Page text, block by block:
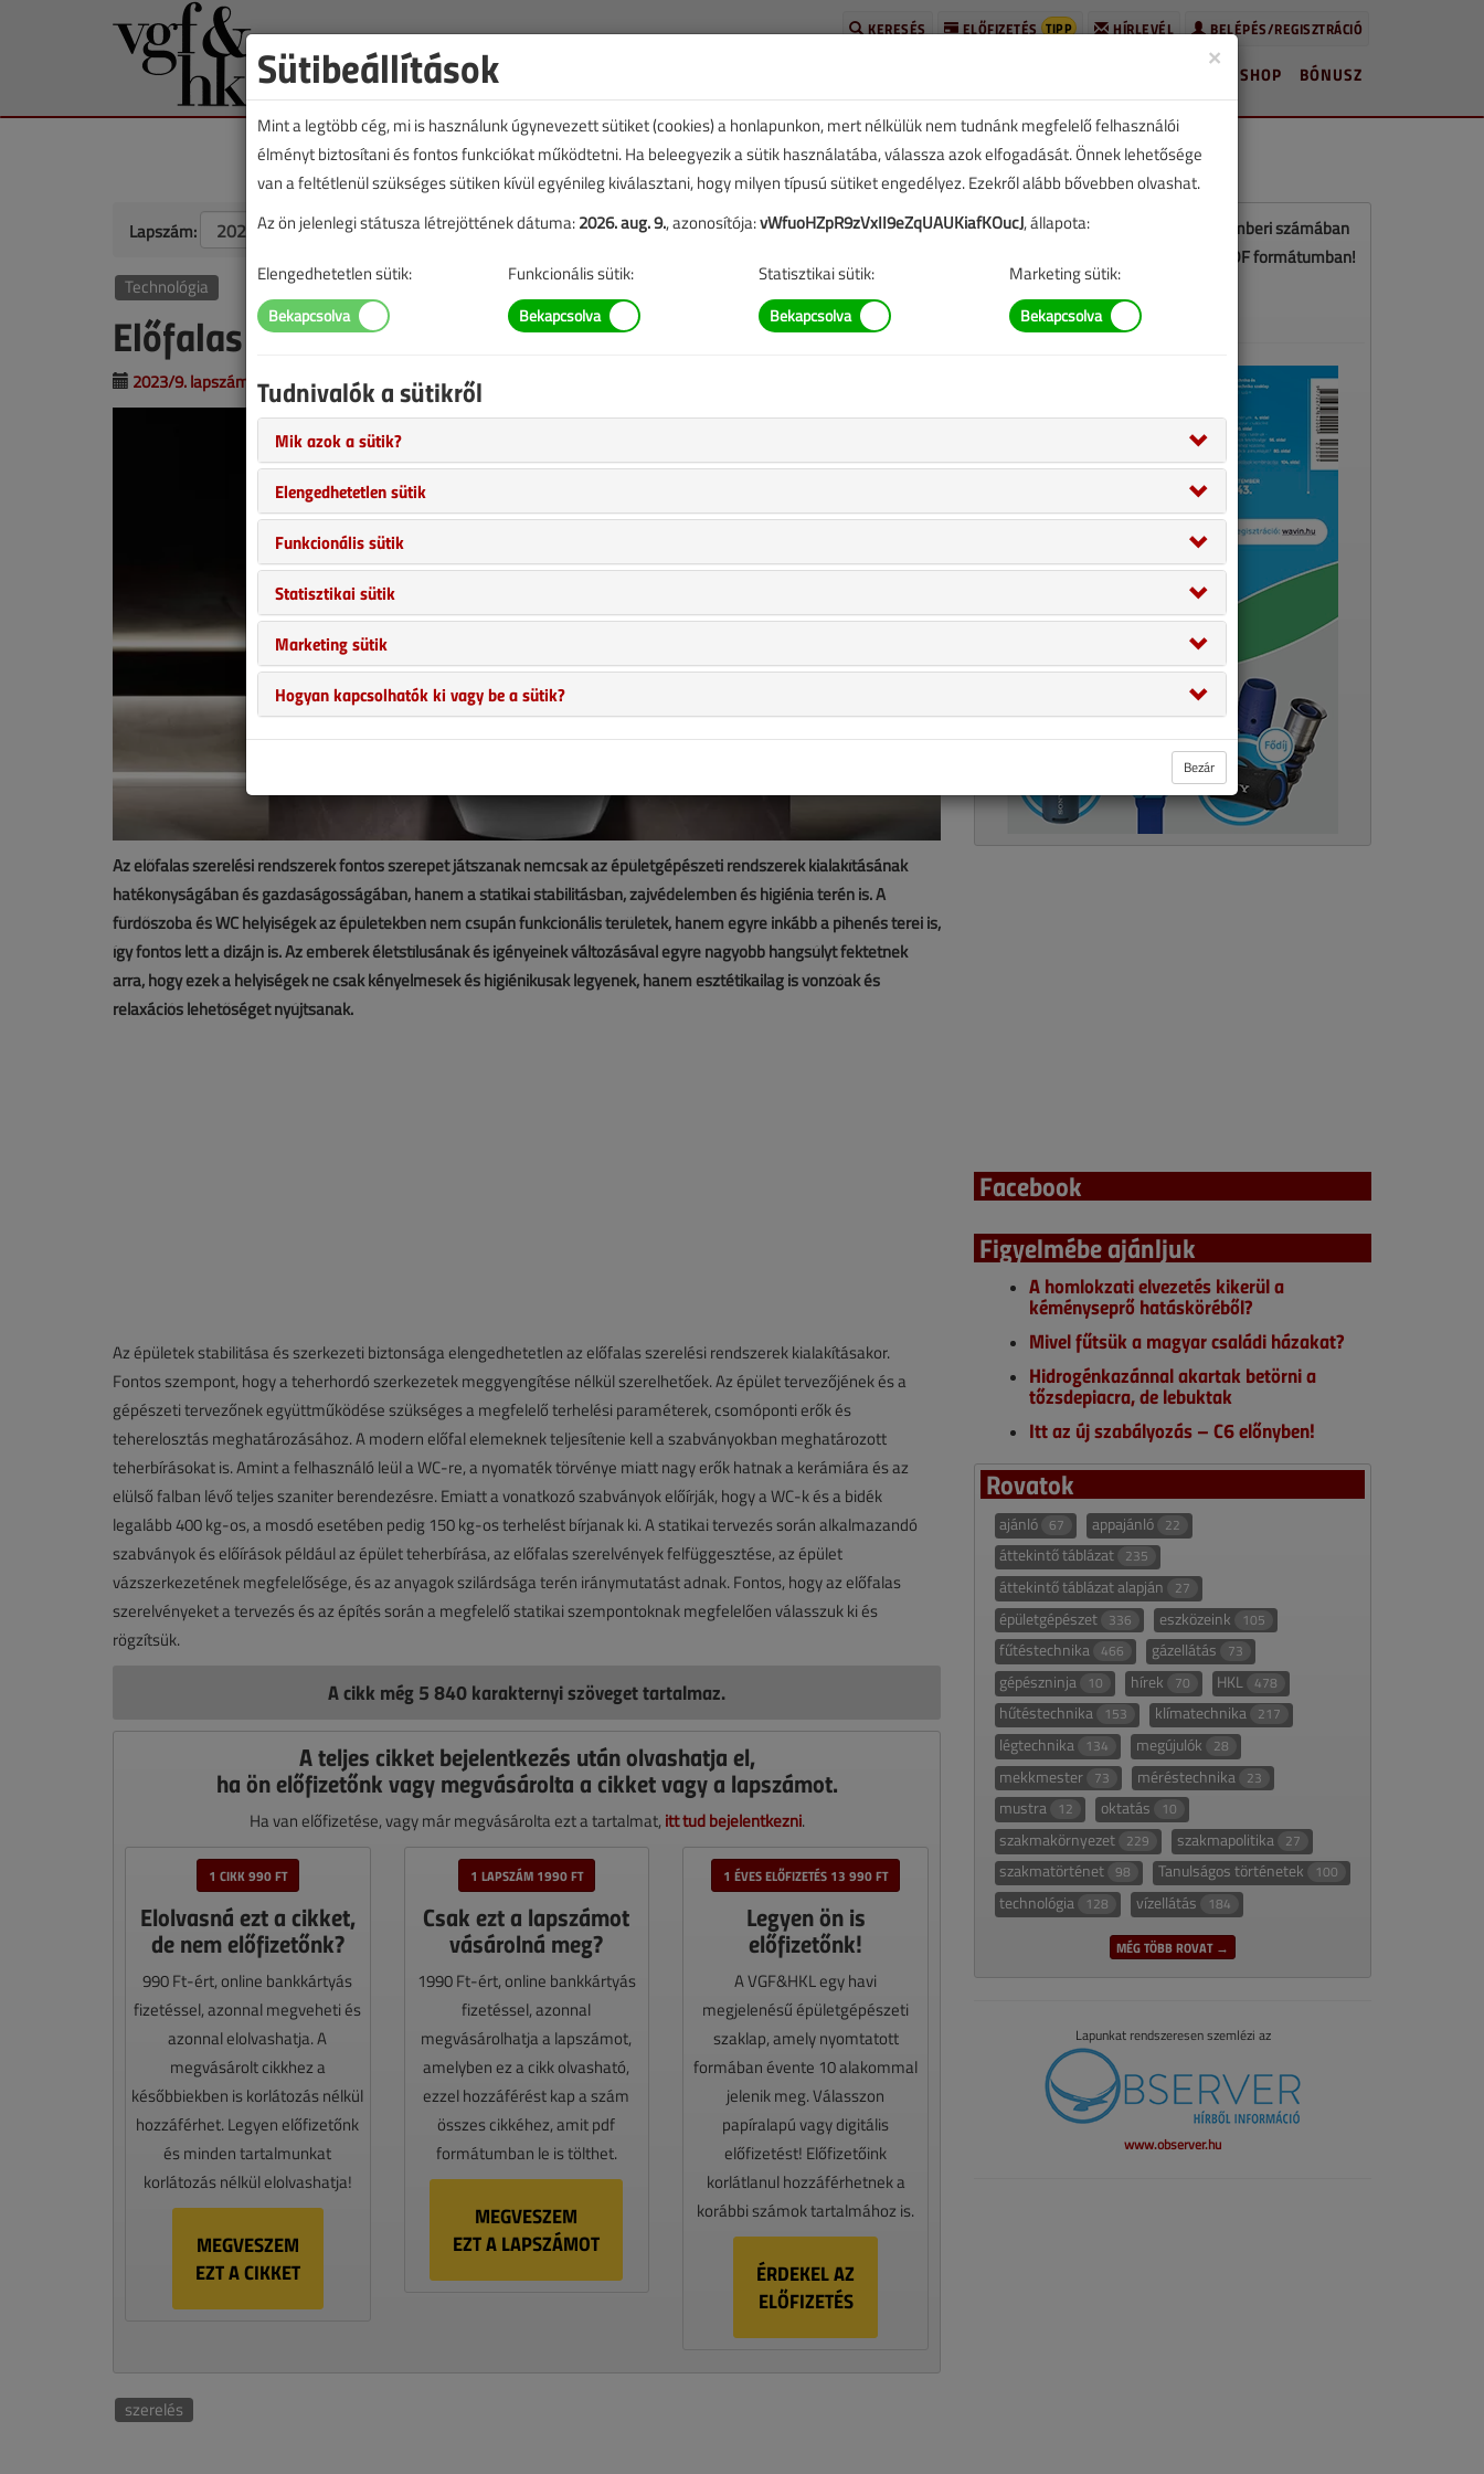
BELÉPÉS/REGISZTRÁCIÓ
HÍRLEVÉL
ELŐFIZETÉS TIPP
KERESÉS
BÓNUSZ
SHOP
Lapszám: TARTALOM
Technológia
Előfalas szerelési rendszerek
2023/9. lapszám | Páger Szabolcs | 1012 |
Az előfalas szerelési rendszerek fontos szerepet játszanak nemcsak az épületgépészeti rendszerek kialakításának
hatékonyságában és gazdaságosságában, hanem a statikai stabilitásban, zajvédelemben és higiénia terén is. A
fürdőszoba és WC helyiségek az épületekben nem csupán funkcionális területek, hanem egyre inkább a pihenés terei is,
így fontos lett a dizájn is. Az emberek életstílusának és igényeinek változásával egyre nagyobb hangsúlyt fektetnek
arra, hogy ezek a helyiségek ne csak kényelmesek és higiénikusak legyenek, hanem esztétikailag is vonzóak és
relaxációs lehetőséget nyújtsanak.
Az épületek stabilitása és szerkezeti biztonsága elengedhetetlen az előfalas szerelési rendszerek kialakításakor.
Fontos szempont, hogy a teherhordó szerkezetek meggyengítése nélkül szerelhetőek. Az épület tervezőjének és a
gépészeti tervezőnek együttműködése szükséges a megfelelő terhelési paraméterek, csomóponti erők és
teherelosztás meghatározásához. A modern előfal elemeknek teljesítenie kell a szabványokban meghatározott
teherbírásokat is. Amint a felhasználó leül a WC-re, a nyomaték törvénye miatt nagy erők hatnak a kerámiára és az
elülső falban lévő teljes szaniter berendezésre. Emiatt a vonatkozó szabványok előírják, hogy a WC-k és a bidék
legalább 400 kg-os, a mosdó esetében pedig 150 kg-os terhelést bírjanak ki. A statikai tervezés során alkalmazandó
szabványok és előírások például az épület teherbírása, az előfalas szerelvények felfüggesztése, az épület
vázszerkezetének megfelelősége, és az anyagok szilárdsága terén iránymutatást adnak. Fontos, hogy az előfalas
szerelvényeket a tervezés és az építés során a megfelelő statikai szempontoknak megfelelően válasszuk ki és
rögzítsük.
A cikk még 5 840 karakternyi szöveget tartalmaz.
A teljes cikket bejelentkezés után olvashatja el,
ha ön előfizetőnk vagy megvásárolta a cikket vagy a lapszámot.
Ha van előfizetése, vagy már megvásárolta ezt a tartalmat, itt tud bejelentkezni.
1 CIKK 990 FT
Elolvasná ezt a cikket,
de nem előfizetőnk?
990 Ft-ért, online bankkártyás
fizetéssel, azonnal megveheti és
azonnal elolvashatja. A
megvásárolt cikkhez a
későbbiekben is korlátozás nélkül
hozzáférhet. Legyen előfizetőnk
és minden tartalmunkat
korlátozás nélkül elolvashatja!
MEGVESZEM
EZT A CIKKET
1 LAPSZÁM 1990 FT
Csak ezt a lapszámot
vásárolná meg?
1990 Ft-ért, online bankkártyás
fizetéssel, azonnal
megvásárolhatja a lapszámot,
amelyben ez a cikk olvasható,
ezzel hozzáférést kap a szám
összes cikkéhez, amit pdf
formátumban le is tölthet.
MEGVESZEM
EZT A LAPSZÁMOT
1 ÉVES ELŐFIZETÉS 13 990 FT
Legyen ön is
előfizetőnk!
A VGF&HKL egy havi
megjelenésű épületgépészeti
szaklap, amely nyomtatott
formában évente 10 alakommal
jelenik meg. Válasszon
papíralapú vagy digitális
előfizetést! Előfizetőink
korlátlanul hozzáférhetnek a
korábbi számok tartalmához is.
ÉRDEKEL AZ
ELŐFIZETÉS
szerelés
Ez a cikk a VGF&HKL 2023. szeptemberi számában
jelent meg. Töltse le a lapszámot PDF formátumban!
Facebook
Figyelmébe ajánljuk
A homlokzati elvezetés kikerül a
kéményseprő hatásköréből?
Mivel fűtsük a magyar családi házakat?
Hidrogénkazánnal akartak betörni a
tőzsdepiacra, de lebuktak
Itt az új szabályozás – C6 előnyben!
Rovatok
ajánló 67 appajánló 22
áttekintő táblázat 235
áttekintő táblázat alapján 27
épületgépészet 336 eszközeink 105
fűtéstechnika 466 gázellátás 73
gépészninja 10 hírek 70 HKL 478
hűtéstechnika 153 klímatechnika 217
légtechnika 134 megújulók 28
mekkmester 73 méréstechnika 23
mustra 12 oktatás 10
szakmakörnyezet 229 szakmapolitika 27
szakmatörténet 98 Tanulságos történetek 100
technológia 128 vízellátás 184
MÉG TÖBB ROVAT →
Lapunkat rendszeresen szemlézi az
www.observer.hu
×
Sütibeállítások
Mint a legtöbb cég, mi is használunk úgynevezett sütiket (cookies) a honlapunkon, mert nélkülük nem tudnánk megfelelő felhasználói
élményt biztosítani és fontos funkciókat működtetni. Ha beleegyezik a sütik használatába, válassza azok elfogadását. Önnek lehetősége
van a feltétlenül szükséges sütiken kívül egyénileg kiválasztani, hogy milyen típusú sütiket engedélyez. Ezekről alább bővebben olvashat.
Az ön jelenlegi státusza létrejöttének dátuma:2026. aug. 9., azonosítója:vWfuoHZpR9zVxII9eZqUAUKiafKOucJ, állapota:
Elengedhetetlen sütik: Funkcionális sütik: Statisztikai sütik: Marketing sütik:
Tudnivalók a sütikről
Mik azok a sütik?
Elengedhetetlen sütik
Funkcionális sütik
Statisztikai sütik
Marketing sütik
Hogyan kapcsolhatók ki vagy be a sütik?
Bezár